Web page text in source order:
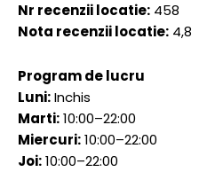
Nr recenzii locatie: 458
Nota recenzii locatie: 4,8
Program de lucru
Luni:Inchis
Marti:10:00–22:00
Miercuri:10:00–22:00
Joi:10:00–22:00